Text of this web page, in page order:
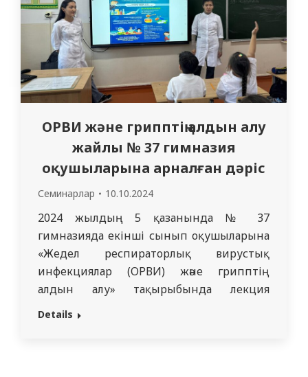
ОРВИ және грипптің алдын алу
жайлы № 37 гимназия
оқушыларына арналған дәріс
Семинарлар 10.10.2024
2024 жылдың 5 қазанында № 37
гимназияда екінші сынып оқушыларына
«Жедел респираторлық вирустық
инфекциялар (ОРВИ) және грипптің
алдын алу» тақырыбында лекция
өткізілді. Бұл тақырыпты таңдау
Details